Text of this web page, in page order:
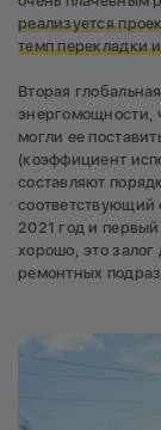
реализуется
темп перекладки
Вторая
энергомощности,
могли ее
(коэффициент
составляют
соответствующий
2021 год и
хорошо, это
ремонтных